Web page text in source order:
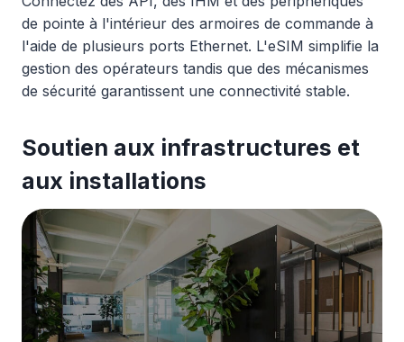
de pointe à l'intérieur des armoires de commande à
l'aide de plusieurs ports Ethernet. L'eSIM simplifie la
gestion des opérateurs tandis que des mécanismes
de sécurité garantissent une connectivité stable.
Soutien aux infrastructures et
aux installations